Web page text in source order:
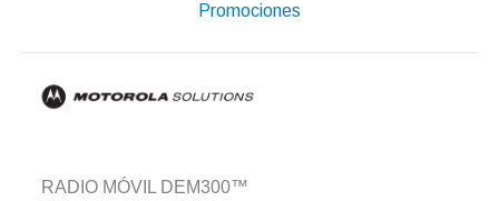
Promociones
RADIO MÓVIL DEM300™